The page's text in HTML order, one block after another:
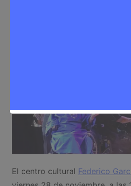
El centro cultural Federico